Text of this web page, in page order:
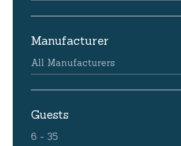
Manufacturer
All Manufacturers
Guests
6 - 35